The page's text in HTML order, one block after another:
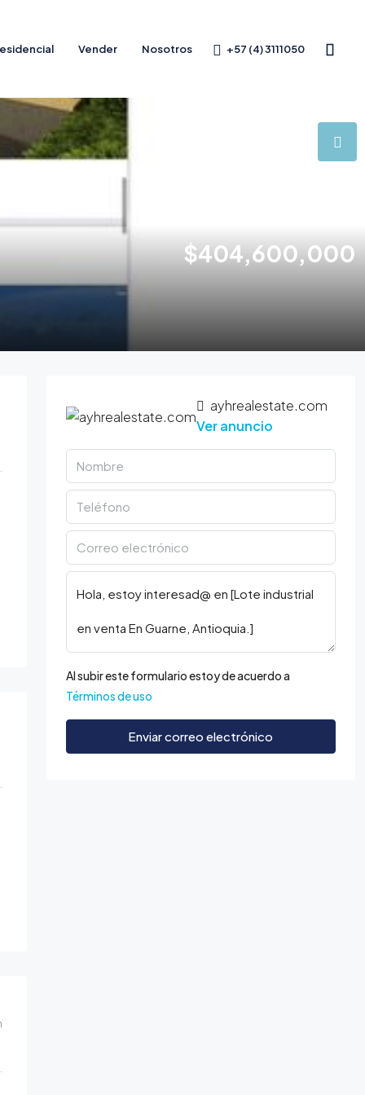
Vender Nosotros +57 (4) 3111050
$404,600,000
ayhrealestate.com
Ver anuncio
Al subir este formulario estoy de acuerdo a
Términos de uso
Enviar correo electrónico